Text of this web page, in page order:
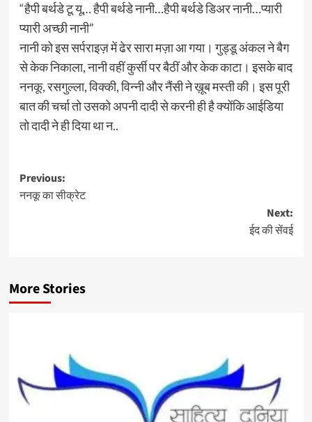
“हैपी बर्थडे टू यू… हैपी बर्थडे नानी…हैपी बर्थडे डिअर नानी…प्यारी
प्यारी अच्छी नानी”
नानी को इस सर्पराइज़ में ढेर सारा मज़ा आ गया। गुड्डू अंकल ने बैग
से केक निकाला, नानी वहीं कुर्सी पर बैठीं और केक काटा। इसके बाद
ननकू, रसगुल्ला, विक्की, विन्नी और नैंसी ने ख़ूब मस्ती की। इस पूरी
बात की चर्चा तो उसको अपनी दादी से करनी ही है क्योंकि आईडिया
तो दादी ने ही दिया था न..
Post
navigation
Previous:
ननकू का सीक्रेट
Next:
ईद की सेंवई
More Stories